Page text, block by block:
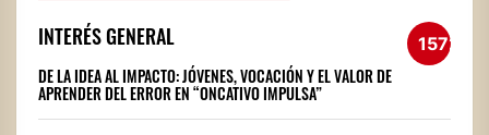
INTERÉS GENERAL 1572
DE LA IDEA AL IMPACTO: JÓVENES, VOCACIÓN Y EL VALOR DE
APRENDER DEL ERROR EN “ONCATIVO IMPULSA”